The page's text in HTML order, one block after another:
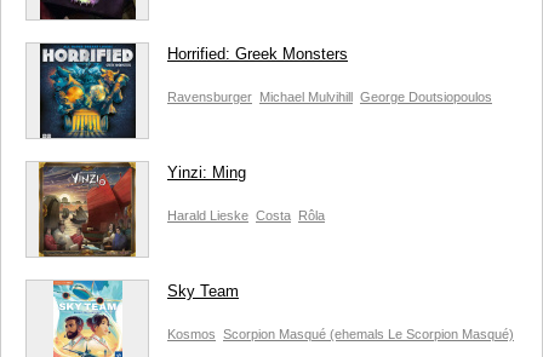
Horrified: Greek Monsters
Ravensburger Michael Mulvihill George Doutsiopoulos
Yinzi: Ming
Harald Lieske Costa Rôla
Sky Team
Kosmos Scorpion Masqué (ehemals Le Scorpion Masqué)